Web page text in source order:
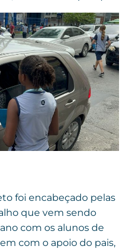
foi encabeçado pelas
que vem sendo
com os alunos de
com o apoio do pais,